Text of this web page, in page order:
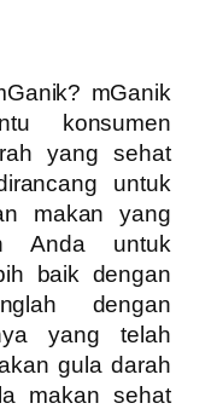
mGanik
konsumen
yang sehat
untuk
makan yang
Anda untuk
baik dengan
dengan
yang telah
gula darah
makan sehat